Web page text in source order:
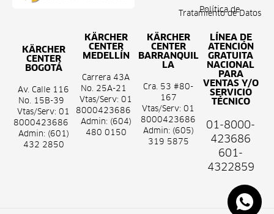
Política de
Tratamiento de Datos
KÄRCHER
CENTER
BOGOTÁ
Av. Calle 116
No. 15B-39
Vtas/Serv: 01
8000423686
Admin: (601)
432 2850
KÄRCHER
CENTER
MEDELLÍN
Carrera 43A
No. 25A-21
Vtas/Serv: 01
8000423686
Admin: (604)
480 0150
KÄRCHER
CENTER
BARRANQUIL
LA
Cra. 53 #80-
167
Vtas/Serv: 01
8000423686
Admin: (605)
319 5875
LÍNEA DE
ATENCIÓN
GRATUITA
NACIONAL
PARA
VENTAS Y/O
SERVICIO
TÉCNICO
01-8000-
423686
601-
4322859